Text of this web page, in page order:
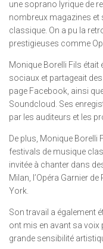
une soprano lyrique de
nombreux magazines et
classique. On a pu la
prestigieuses comme
Monique Borelli Fils était
sociaux et partageait
page Facebook, ainsi
Soundcloud. Ses
par les auditeurs et les
De plus, Monique Borelli
festivals de musique
invitée à chanter dans
Milan, l’Opéra Garnier
York.
Son travail a également
ont mis en avant sa voix
grande sensibilité